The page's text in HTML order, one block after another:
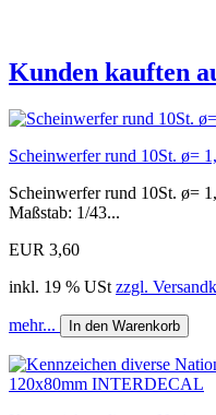
Kunden kauften
Scheinwerfer rund 10St. ø=
Scheinwerfer rund 10St. ø=
Maßstab: 1/43...
EUR 3,60
inkl. 19 % USt zzgl.
mehr... In den Warenkorb